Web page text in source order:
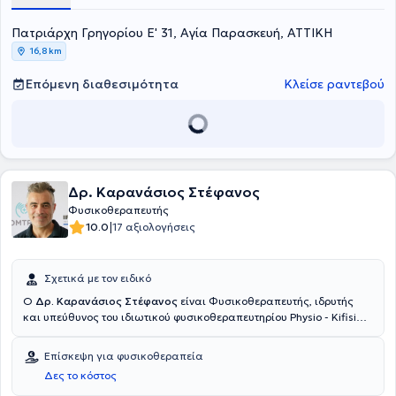
Πατριάρχη Γρηγορίου Ε' 31, Αγία Παρασκευή, ΑΤΤΙΚΗ
16,8 km
Επόμενη διαθεσιμότητα Κλείσε ραντεβού
Δρ. Καρανάσιος Στέφανος
Φυσικοθεραπευτής
10.0|17 αξιολογήσεις
Σχετικά με τον ειδικό
Ο Δρ. Καρανάσιος Στέφανος είναι Φυσικοθεραπευτής, ιδρυτής
και υπεύθυνος του ιδιωτικού φυσικοθεραπευτηρίου Physio - Kifisia
Φυσικοθεραπείας του Πανεπιστημίου Δυτικής Αττικής με διδακτικό
αντικείμενο τη Μυοσκελετική Φυσικοθεραπεία. Κατέχει
Μεταπτυχιακό τίτλο με εξειδίκευση στην αποκατάσταση της Άκρας
Επίσκεψη για φυσικοθεραπεία
Δες το κόστος